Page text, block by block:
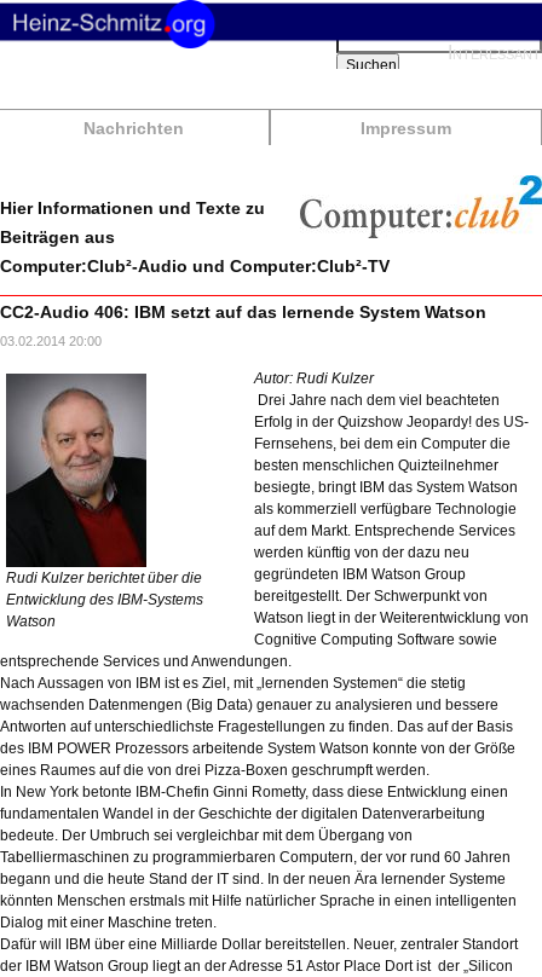
Nachrichten Impressum
Suchbegriffe
Suchen
Hier Informationen und Texte zu
Beiträgen aus
Computer:Club²-Audio und Computer:Club²-TV
CC2-Audio 406: IBM setzt auf das lernende System Watson
03.02.2014 20:00
Rudi Kulzer berichtet über die
Entwicklung des IBM-Systems
Watson
Autor: Rudi Kulzer
Drei Jahre nach dem viel beachteten
Erfolg in der Quizshow Jeopardy! des US-
Fernsehens, bei dem ein Computer die
besten menschlichen Quizteilnehmer
besiegte, bringt IBM das System Watson
als kommerziell verfügbare Technologie
auf dem Markt. Entsprechende Services
werden künftig von der dazu neu
gegründeten IBM Watson Group
bereitgestellt. Der Schwerpunkt von
Watson liegt in der Weiterentwicklung von
Cognitive Computing Software sowie
entsprechende Services und Anwendungen.
Nach Aussagen von IBM ist es Ziel, mit „lernenden Systemen“ die stetig
wachsenden Datenmengen (Big Data) genauer zu analysieren und bessere
Antworten auf unterschiedlichste Fragestellungen zu finden. Das auf der Basis
des IBM POWER Prozessors arbeitende System Watson konnte von der Größe
eines Raumes auf die von drei Pizza-Boxen geschrumpft werden.
In New York betonte IBM-Chefin Ginni Rometty, dass diese Entwicklung einen
fundamentalen Wandel in der Geschichte der digitalen Datenverarbeitung
bedeute. Der Umbruch sei vergleichbar mit dem Übergang von
Tabelliermaschinen zu programmierbaren Computern, der vor rund 60 Jahren
begann und die heute Stand der IT sind. In der neuen Ära lernender Systeme
könnten Menschen erstmals mit Hilfe natürlicher Sprache in einen intelligenten
Dialog mit einer Maschine treten.
Dafür will IBM über eine Milliarde Dollar bereitstellen. Neuer, zentraler Standort
der IBM Watson Group liegt an der Adresse 51 Astor Place Dort ist der „Silicon